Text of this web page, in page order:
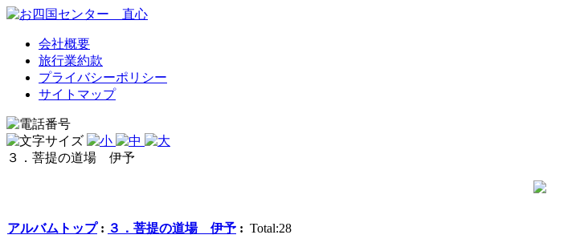
会社概要
旅行業約款
プライバシーポリシー
サイトマップ
３．菩提の道場 伊予
アルバムトップ: ３．菩提の道場 伊予 : Total:28